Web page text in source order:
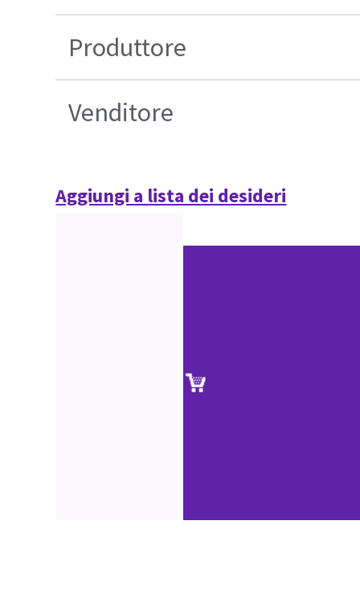
Produttore
Venditore
Aggiungi a lista dei desideri